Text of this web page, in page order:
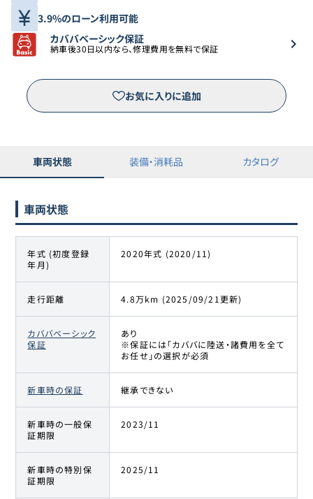
3.9%のローン利用可能
カババベーシック保証
納車後30日以内なら、修理費用を無料で保証
お気に入りに追加
車両状態 装備・消耗品 カタログ
車両状態
年式 (初度登録
年月)
2020年式 (2020/11)
走行距離 4.8万km (2025/09/21更新)
カババベーシック
保証
あり
※保証には「カババに陸送・諸費用を全て
お任せ」の選択が必須
新車時の保証 継承できない
新車時の一般保
証期限
2023/11
新車時の特別保
証期限
2025/11